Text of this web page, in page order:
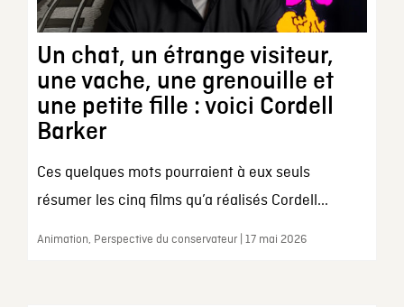
Un chat, un étrange visiteur,
une vache, une grenouille et
une petite fille : voici Cordell
Barker
Ces quelques mots pourraient à eux seuls
résumer les cinq films qu’a réalisés Cordell...
Animation, Perspective du conservateur | 17 mai 2026